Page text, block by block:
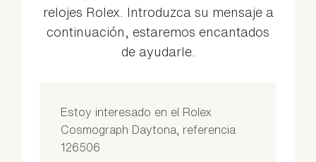
relojes Rolex. Introduzca su mensaje a
continuación, estaremos encantados
de ayudarle.